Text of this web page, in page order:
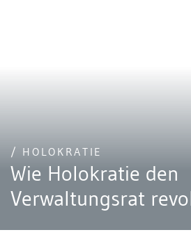
/ HOLOKRATIE
Wie Holokratie den
Verwaltungsrat